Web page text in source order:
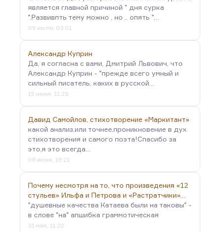
является главной причиной " дня сурка
".Развивпть тему можно , но .. опять "…
09 июля, 03:01
Александр Куприн
Да, я согласна с вами, Дмитрий Львович, что
Александр Куприн - "прежде всего умный и
сильный писатель, каких в русской…
15 июня, 11:29
Давид Самойлов, стихотворение «Маркитант»
какой анализ,или точнее,проникновение в дух
стихотворения и самого поэта!Спасибо за
это,я это всегда…
06 июня, 19:21
Почему несмотря на то, что произведения «12
стульев» Ильфа и Петрова и «Растратчики»…
"душевные качества Катаева были на таковы" -
в слове "на" апшибка граммотическая
31 мая, 11:20